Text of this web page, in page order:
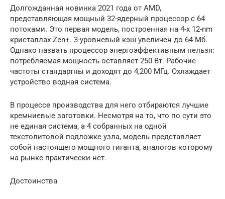
Долгожданная новинка 2021 года от AMD,
представляющая мощный 32-ядерный процессор с 64
потоками. Это первая модель, построенная на 4-х 12-nm
кристаллах Zen+. 3-уровневый кэш увеличен до 64 Мб.
Однако назвать процессор энергоэффективным нельзя:
потребляемая мощность оставляет 250 Вт. Рабочие
частоты стандартны и доходят до 4,200 МГц. Охлаждает
устройство водная система.
В процессе производства для него отбираются лучшие
кремниевые заготовки. Несмотря на то, что по сути это
не единая система, а 4 собранных на одной
текстолитовой подложке узла, модель представляет
собой настоящего мощного гиганта, аналогов которому
на рынке практически нет.
Достоинства